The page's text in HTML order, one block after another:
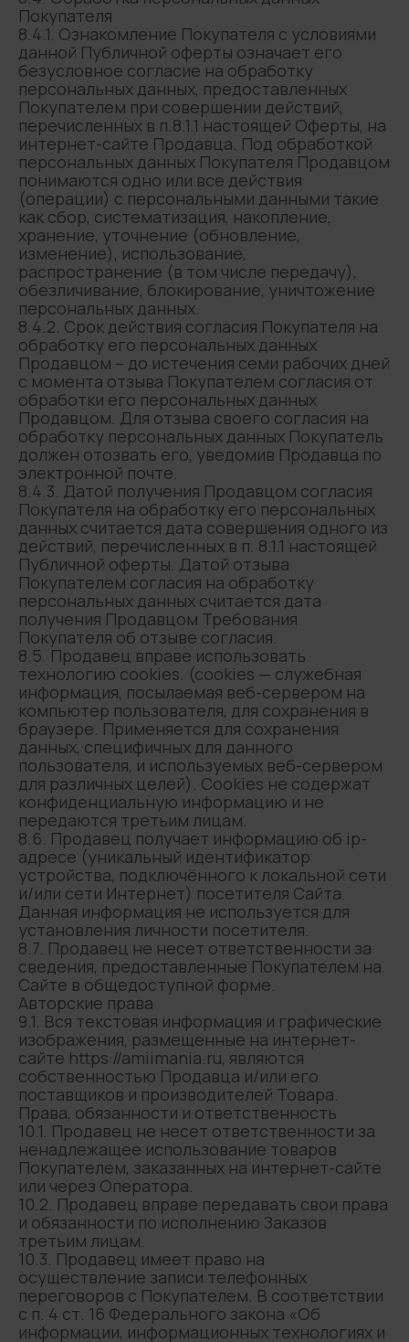
Покупателя
8.4.1. Ознакомление Покупателя с условиями
данной Публичной оферты означает его
безусловное согласие на обработку
персональных данных, предоставленных
Покупателем при совершении действий,
перечисленных в п.8.1.1 настоящей Оферты, на
интернет-сайте Продавца. Под обработкой
персональных данных Покупателя Продавцом
понимаются одно или все действия
(операции) с персональными данными такие
как сбор, систематизация, накопление,
хранение, уточнение (обновление,
изменение), использование,
распространение (в том числе передачу),
обезличивание, блокирование, уничтожение
персональных данных.
8.4.2. Срок действия согласия Покупателя на
обработку его персональных данных
Продавцом – до истечения семи рабочих дней
с момента отзыва Покупателем согласия от
обработки его персональных данных
Продавцом. Для отзыва своего согласия на
обработку персональных данных Покупатель
должен отозвать его, уведомив Продавца по
электронной почте.
8.4.3. Датой получения Продавцом согласия
Покупателя на обработку его персональных
данных считается дата совершения одного из
действий, перечисленных в п. 8.1.1 настоящей
Публичной оферты. Датой отзыва
Покупателем согласия на обработку
персональных данных считается дата
получения Продавцом Требования
Покупателя об отзыве согласия.
8.5. Продавец вправе использовать
технологию cookies. (cookies — служебная
информация, посылаемая веб-сервером на
компьютер пользователя, для сохранения в
браузере. Применяется для сохранения
данных, специфичных для данного
пользователя, и используемых веб-сервером
для различных целей). Cookies не содержат
конфиденциальную информацию и не
передаются третьим лицам.
8.6. Продавец получает информацию об ip-
адресе (уникальный идентификатор
устройства, подключённого к локальной сети
и/или сети Интернет) посетителя Сайта.
Данная информация не используется для
установления личности посетителя.
8.7. Продавец не несет ответственности за
сведения, предоставленные Покупателем на
Сайте в общедоступной форме.
Авторские права
9.1. Вся текстовая информация и графические
изображения, размещенные на интернет-
сайте https://amiimania.ru, являются
собственностью Продавца и/или его
поставщиков и производителей Товара.
Права, обязанности и ответственность
10.1. Продавец не несет ответственности за
ненадлежащее использование товаров
Покупателем, заказанных на интернет-сайте
или через Оператора.
10.2. Продавец вправе передавать свои права
и обязанности по исполнению Заказов
третьим лицам.
10.3. Продавец имеет право на
осуществление записи телефонных
переговоров с Покупателем. В соответствии
с п. 4 ст. 16 Федерального закона «Об
информации, информационных технологиях и
Контакты
Каталог
Мини-косметичка
Папка
Клатч
Косметичка
Бьюти-бокс
Клиентам
Оплата и доставка
Как оформить заказ
Гарантия и возврат
Реквизиты
Уход за изделиями
Согласие на обработку
персональных данных
Политика конфиденциальности
Оферта
ИНН 770902012287
111673, Россия, г. Москва,
ИП Плиева Анна Казбековна
+7 (920) 438‑33‑77
amiimania@inbox.ru